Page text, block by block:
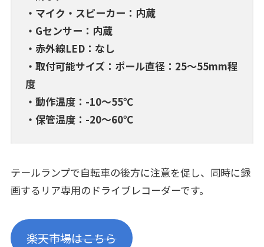
・マイク・スピーカー：内蔵
・Gセンサー：内蔵
・赤外線LED：なし
・取付可能サイズ：ポール直径：25～55mm程
度
・動作温度：-10～55℃
・保管温度：-20～60℃
テールランプで自転車の後方に注意を促し、同時に録
画するリア専用のドライブレコーダーです。
楽天市場はこちら